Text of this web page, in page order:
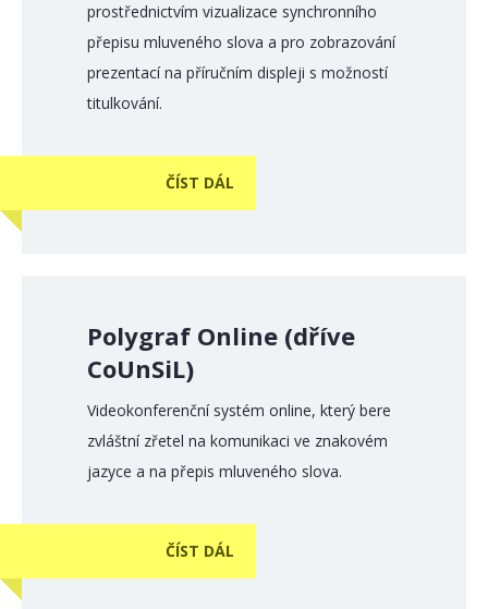
prostřednictvím vizualizace synchronního
přepisu mluveného slova a pro zobrazování
prezentací na příručním displeji s možností
titulkování.
ČÍST DÁL
Polygraf Online (dříve
CoUnSiL)
Videokonferenční systém online, který bere
zvláštní zřetel na komunikaci ve znakovém
jazyce a na přepis mluveného slova.
ČÍST DÁL